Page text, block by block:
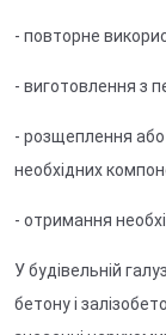
- повторне
- виготовлення з
- розщеплення або
необхідних
- отримання
У будівельній
бетону і